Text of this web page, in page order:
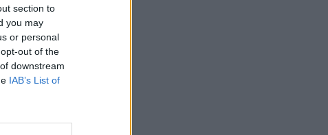
section to
you may
or personal
out of the
downstream
IAB’s List of